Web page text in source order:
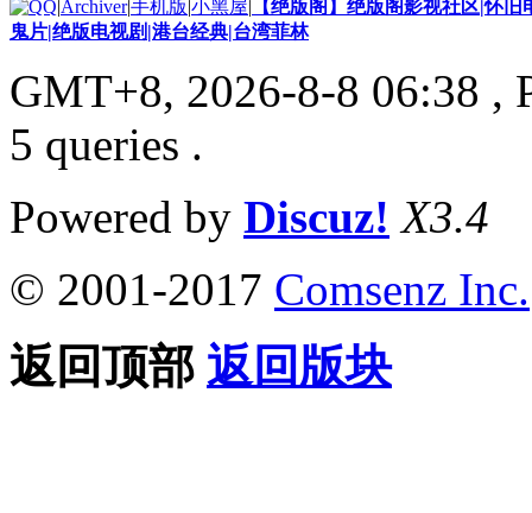
|Archiver|手机版|小黑屋| 【绝版阁】绝版阁影视社区|怀
鬼片|绝版电视剧|港台经典|台湾菲林
GMT+8, 2026-8-8 06:38 ,
5 queries .
Powered by Discuz! X3.4
© 2001-2017 Comsenz Inc.
返回顶部 返回版块